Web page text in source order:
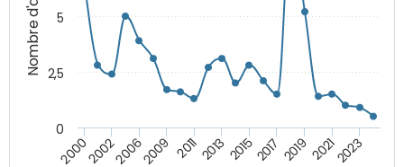
2000200220062009 2011 2013 20152017 2019 20212023
0
2,5
5